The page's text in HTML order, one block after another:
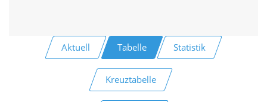
Aktuell Tabelle Statistik
Kreuztabelle